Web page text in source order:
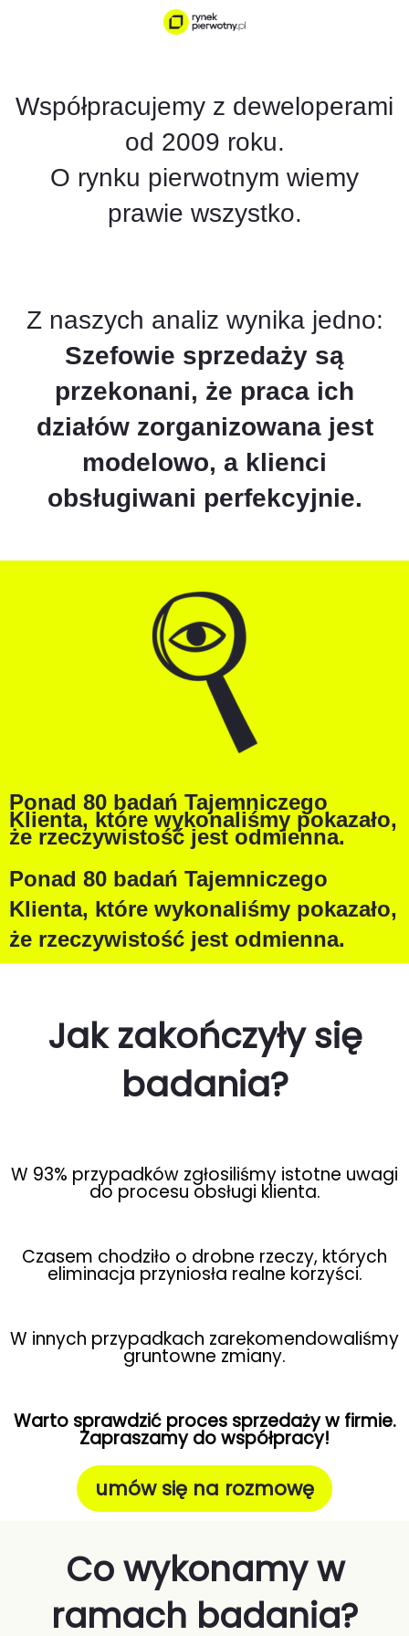
Współpracujemy z deweloperami
od 2009 roku.
O rynku pierwotnym wiemy
prawie wszystko.
Z naszych analiz wynika jedno:
Szefowie sprzedaży są
przekonani, że praca ich
działów zorganizowana jest
modelowo, a klienci
obsługiwani perfekcyjnie.
Ponad 80 badań Tajemniczego
Klienta, które wykonaliśmy pokazało,
że rzeczywistość jest odmienna.
Ponad 80 badań Tajemniczego
Klienta, które wykonaliśmy pokazało,
że rzeczywistość jest odmienna.
Jak zakończyły się
badania?
W 93% przypadków zgłosiliśmy istotne uwagi
do procesu obsługi klienta.
Czasem chodziło o drobne rzeczy, których
eliminacja przyniosła realne korzyści.
W innych przypadkach zarekomendowaliśmy
gruntowne zmiany.
Warto sprawdzić proces sprzedaży w firmie.
Zapraszamy do współpracy!
umów się na rozmowę
Co wykonamy w
ramach badania?